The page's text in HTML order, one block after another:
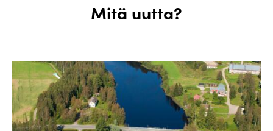
Mitä uutta?